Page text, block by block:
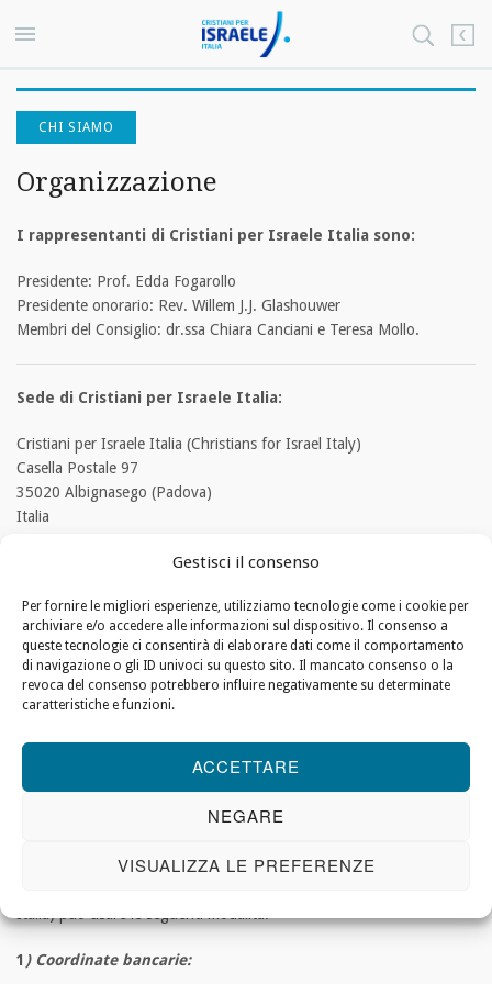
Gestisci il consenso
Per fornire le migliori esperienze, utilizziamo tecnologie come i cookie per
archiviare e/o accedere alle informazioni sul dispositivo. Il consenso a
queste tecnologie ci consentirà di elaborare dati come il comportamento
di navigazione o gli ID univoci su questo sito. Il mancato consenso o la
revoca del consenso potrebbero influire negativamente su determinate
caratteristiche e funzioni.
ACCETTARE
NEGARE
VISUALIZZA LE PREFERENZE
CHI SIAMO
Organizzazione
I rappresentanti di Cristiani per Israele Italia sono:
Presidente: Prof. Edda Fogarollo
Presidente onorario: Rev. Willem J.J. Glashouwer
Membri del Consiglio: dr.ssa Chiara Canciani e Teresa Mollo.
Sede di Cristiani per Israele Italia:
Cristiani per Israele Italia (Christians for Israel Italy)
Casella Postale 97
35020 Albignasego (Padova)
Italia
Christians for Israel International è un’organizzazione senza scopo
di lucro registrata secondo il diritto olandese. Similmente, Cristiani
per Israele Italia è registrata come associazione senza scopo di lucro
secondo la legge italiana.
Fondi:
Cristiani per Israele International e le filiali nazionali non ricevono
alcuna sovvenzione e dipendono completamente dalle libere
1 ) Coordinate bancarie: